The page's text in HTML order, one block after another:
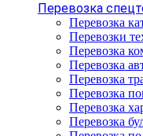
Перевозка
Перевозка
Перевозки
Перевозка
Перевозка
Перевозка
Перевозка
Перевозка
Перевозка